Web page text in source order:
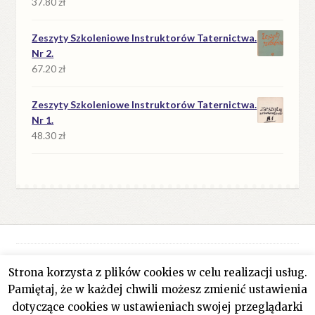
Zeszyty Szkoleniowe Instruktorów Taternictwa.
Nr 2.
67.20zł
Zeszyty Szkoleniowe Instruktorów Taternictwa.
Nr 1.
48.30zł
© Antykwariat Filar 2026
Polityka prywatności
Stworzone z WooCommerce.
Strona korzysta z plików cookies w celu realizacji usług.
Pamiętaj, że w każdej chwili możesz zmienić ustawienia
dotyczące cookies w ustawieniach swojej przeglądarki